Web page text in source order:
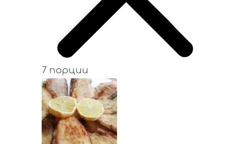
7 порции